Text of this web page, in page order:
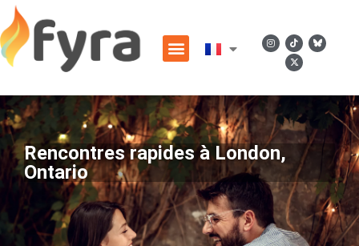
Rencontres rapides à London,
Ontario